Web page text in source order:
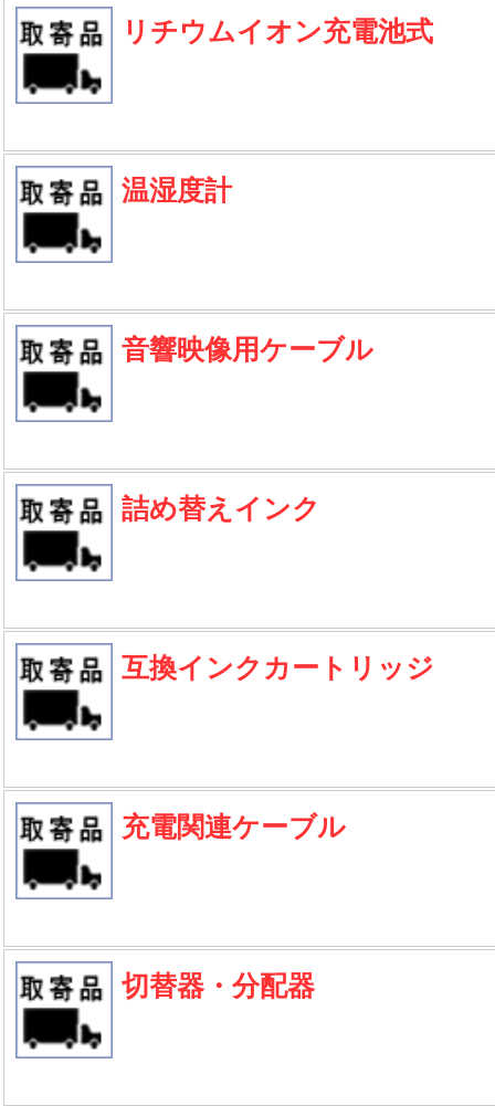
リチウムイオン充電池式
温湿度計
音響映像用ケーブル
詰め替えインク
互換インクカートリッジ
充電関連ケーブル
切替器・分配器